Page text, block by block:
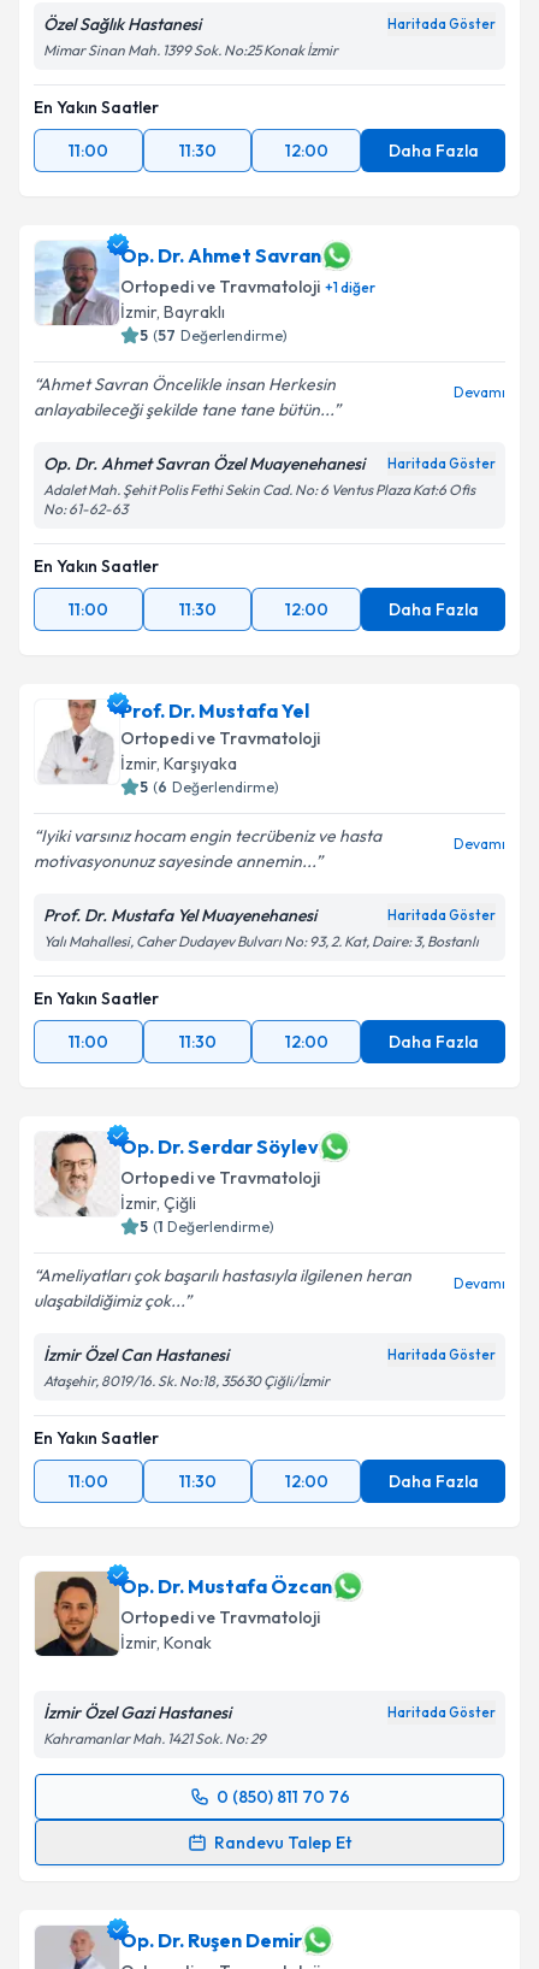
Özel Sağlık Hastanesi Haritada Göster
Mimar Sinan Mah. 1399 Sok. No:25 Konak İzmir
En Yakın Saatler
11:00
11:30 12:00 Daha Fazla
Op. Dr. Ahmet Savran
Ortopedi ve Travmatoloji +1diğer
İzmir, Bayraklı
5 (57 Değerlendirme)
Ahmet Savran Öncelikle insan Herkesin
anlayabileceği şekilde tane tane bütün...
Devamı
Op. Dr. Ahmet Savran Özel Muayenehanesi Haritada Göster
Adalet Mah. Şehit Polis Fethi Sekin Cad. No: 6 Ventus Plaza Kat:6 Ofis
No: 61-62-63
En Yakın Saatler
11:00
11:30 12:00 Daha Fazla
Prof. Dr. Mustafa Yel
Ortopedi ve Travmatoloji
İzmir, Karşıyaka
5 (6 Değerlendirme)
Iyiki varsınız hocam engin tecrübeniz ve hasta
motivasyonunuz sayesinde annemin...
Devamı
Prof. Dr. Mustafa Yel Muayenehanesi Haritada Göster
Yalı Mahallesi, Caher Dudayev Bulvarı No: 93, 2. Kat, Daire: 3, Bostanlı
En Yakın Saatler
11:00
11:30 12:00 Daha Fazla
Op. Dr. Serdar Söylev
Ortopedi ve Travmatoloji
İzmir, Çiğli
5 (1 Değerlendirme)
Ameliyatları çok başarılı hastasıyla ilgilenen heran
ulaşabildiğimiz çok...
Devamı
İzmir Özel Can Hastanesi Haritada Göster
Ataşehir, 8019/16. Sk. No:18, 35630 Çiğli/İzmir
En Yakın Saatler
11:00
11:30 12:00 Daha Fazla
Op. Dr. Mustafa Özcan
Ortopedi ve Travmatoloji
İzmir, Konak
İzmir Özel Gazi Hastanesi Haritada Göster
Kahramanlar Mah. 1421 Sok. No: 29
0 (850) 811 70 76
Randevu Talep Et
Randevu Takvimi Talebi
takvim hazırlandığında e-posta ile bilgilendireceğiz.
Op. Dr. Ruşen Demir